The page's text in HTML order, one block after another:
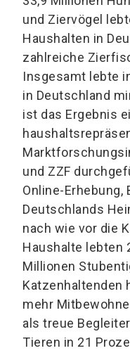
und Ziervögel
Haushalten in
zahlreiche
Insgesamt lebte
in Deutschland
ist das Ergebnis
und ZZF
Online-Erhebung,
Deutschlands
nach wie vor die
Haushalte lebten
Millionen
Katzenhaltenden
mehr
als treue
Tieren in 21